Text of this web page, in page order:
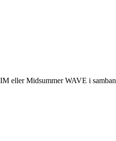
eller Midsummer WAVE i